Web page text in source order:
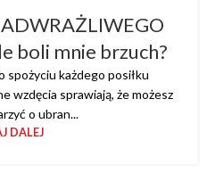
boli mnie brzuch?
spożyciu każdego posiłku
wzdęcia sprawiają, że możesz
o ubran...
DALEJ